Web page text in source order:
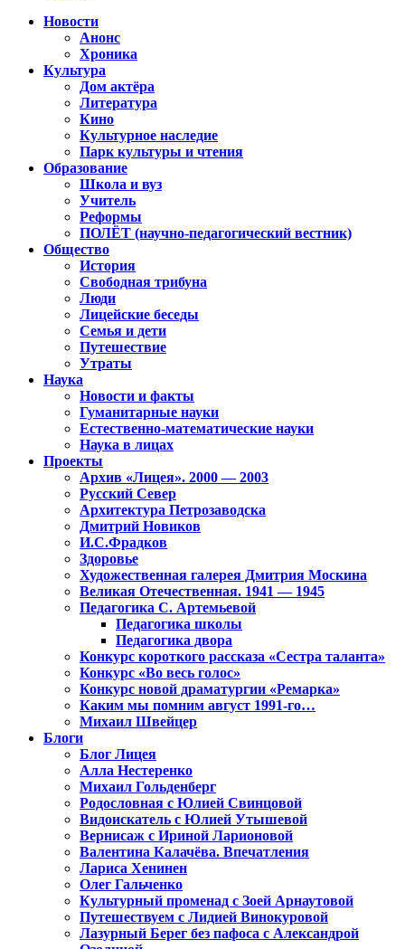
Новости
Анонс
Хроника
Культура
Дом актёра
Литература
Кино
Культурное наследие
Парк культуры и чтения
Образование
Школа и вуз
Учитель
Реформы
ПОЛЁТ (научно-педагогический вестник)
Общество
История
Свободная трибуна
Люди
Лицейские беседы
Семья и дети
Путешествие
Утраты
Наука
Новости и факты
Гуманитарные науки
Естественно-математические науки
Наука в лицах
Проекты
Архив «Лицея». 2000 — 2003
Русский Север
Архитектура Петрозаводска
Дмитрий Новиков
И.С.Фрадков
Здоровье
Художественная галерея Дмитрия Москина
Великая Отечественная. 1941 — 1945
Педагогика С. Артемьевой
Педагогика школы
Педагогика двора
Конкурс короткого рассказа «Сестра таланта»
Конкурс «Во весь голос»
Конкурс новой драматургии «Ремарка»
Каким мы помним август 1991-го…
Михаил Швейцер
Блоги
Блог Лицея
Алла Нестеренко
Михаил Гольденберг
Родословная с Юлией Свинцовой
Видоискатель с Юлией Утышевой
Вернисаж с Ириной Ларионовой
Валентина Калачёва. Впечатления
Лариса Хенинен
Олег Гальченко
Культурный променад с Зоей Арнаутовой
Путешествуем с Лидией Винокуровой
Лазурный Берег без пафоса с Александрой